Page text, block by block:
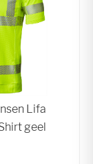
Lifa
geel